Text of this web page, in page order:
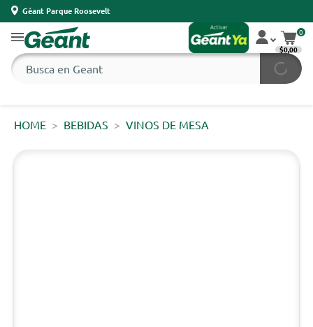
Géant Parque Roosevelt
0
$0,00
HOME BEBIDAS VINOS DE MESA